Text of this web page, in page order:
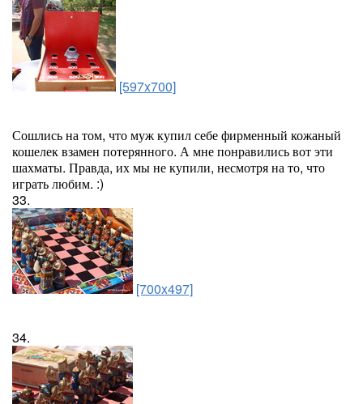
[597x700]
Сошлись на том, что муж купил себе фирменный кожаный
кошелек взамен потерянного. А мне понравились вот эти
шахматы. Правда, их мы не купили, несмотря на то, что
играть любим. :)
33.
[700x497]
34.